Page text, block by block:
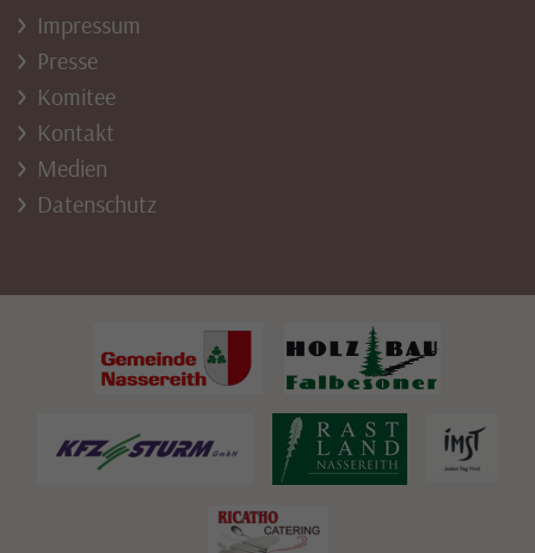
Impressum
Presse
Komitee
Kontakt
Medien
Datenschutz